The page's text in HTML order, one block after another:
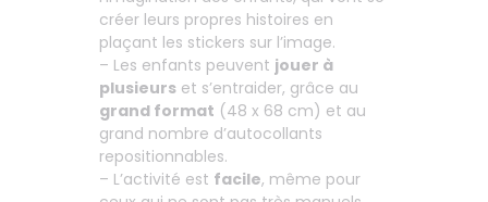
créer leurs propres histoires en
plaçant les stickers sur l’image.
– Les enfants peuvent jouer à
plusieurs et s’entraider, grâce au
grand format (48 x 68 cm) et au
grand nombre d’autocollants
repositionnables.
– L’activité est facile, même pour